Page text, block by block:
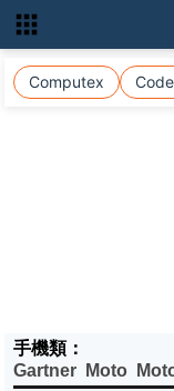
Computex
手機類：
Gartner
Moto